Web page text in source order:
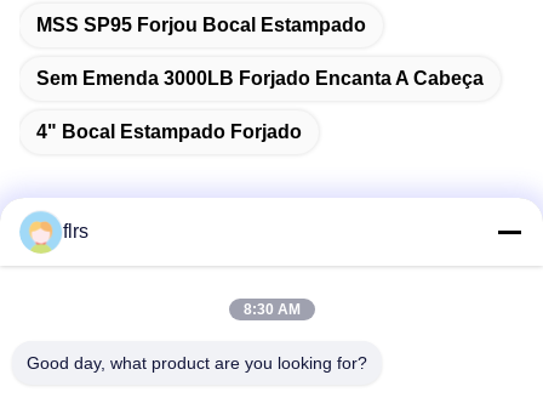
MSS SP95 Forjou Bocal Estampado
Sem Emenda 3000LB Forjado Encanta A Cabeça
4" Bocal Estampado Forjado
Avenida No.3939 euro-asiática., distrito ecológico de
flrs
8:30 AM
Good day, what product are you looking for?